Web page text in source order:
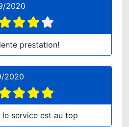
2020
prestation!
2020
le service est au top